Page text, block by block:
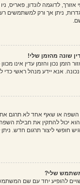
לדוגמה לונדון, פאריס,
ניתן אך ורק למשתמשים
שונה מהזמן שלי!
נכון והזמן עדין אינו
אנא יידע מנהל ראשי כדי
השפה או שאף אחד לא תרגם
יכול להתקין את חבילת
חופשי ליצור תרגום חדש.
שלי?
להופיע יחד עם שם